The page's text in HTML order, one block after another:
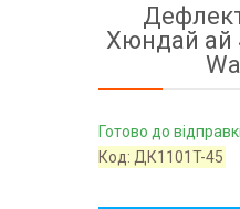
Хюндай ай
Готово до
Код: ДК1101T-45